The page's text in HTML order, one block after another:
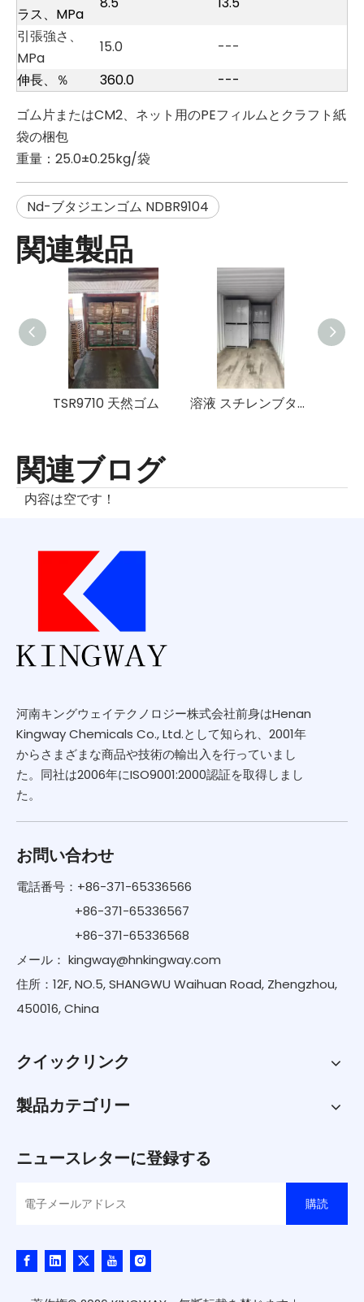
ラス、MPa
引張強さ、
MPa
15.0
---
伸長、％
360.0
---
ゴム片またはCM2、ネット用のPEフィルムとクラフト紙
袋の梱包
重量：25.0±0.25kg/袋
Nd-ブタジエンゴム NDBR9104
関連製品
TSR9710 天然ゴム 溶液 スチレンブタジエンゴム SSBR HPR950 Eneos
関連ブログ
内容は空です！
河南キングウェイテクノロジー株式会社前身はHenan
Kingway Chemicals Co., Ltd.として知られ、2001年
からさまざまな商品や技術の輸出入を行っていまし
た。同社は2006年にISO9001:2000認証を取得しまし
た。
お問い合わせ
電話番号：+86-371-65336566
+86-371-65336567
+86-371-65336568
メール： kingway@hnkingway.com
住所：12F, NO.5, SHANGWU Waihuan Road, Zhengzhou,
450016, China
クイックリンク
製品カテゴリー
ニュースレターに登録する
購読